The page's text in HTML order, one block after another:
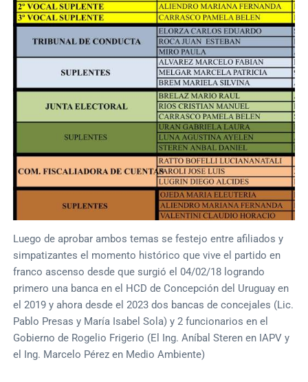
Luego de aprobar ambos temas se festejo entre afiliados y
simpatizantes el momento histórico que vive el partido en
franco ascenso desde que surgió el 04/02/18 logrando
primero una banca en el HCD de Concepción del Uruguay en
el 2019 y ahora desde el 2023 dos bancas de concejales (Lic.
Pablo Presas y María Isabel Sola) y 2 funcionarios en el
Gobierno de Rogelio Frigerio (El Ing. Aníbal Steren en IAPV y
el Ing. Marcelo Pérez en Medio Ambiente)